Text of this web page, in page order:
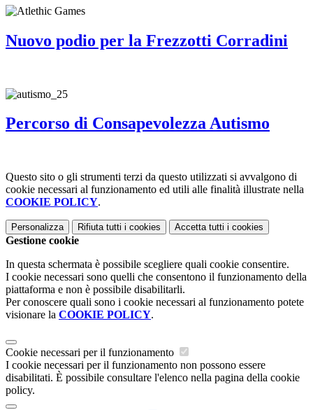
Nuovo podio per la Frezzotti Corradini
Percorso di Consapevolezza Autismo
Questo sito o gli strumenti terzi da questo utilizzati si avvalgono di
cookie necessari al funzionamento ed utili alle finalità illustrate nella
COOKIE POLICY.
Personalizza Rifiuta tutti i cookies Accetta tutti i cookies
Gestione cookie
In questa schermata è possibile scegliere quali cookie consentire.
I cookie necessari sono quelli che consentono il funzionamento della
piattaforma e non è possibile disabilitarli.
Per conoscere quali sono i cookie necessari al funzionamento potete
visionare la COOKIE POLICY.
Cookie necessari per il funzionamento
I cookie necessari per il funzionamento non possono essere
disabilitati. È possibile consultare l'elenco nella pagina della cookie
policy.